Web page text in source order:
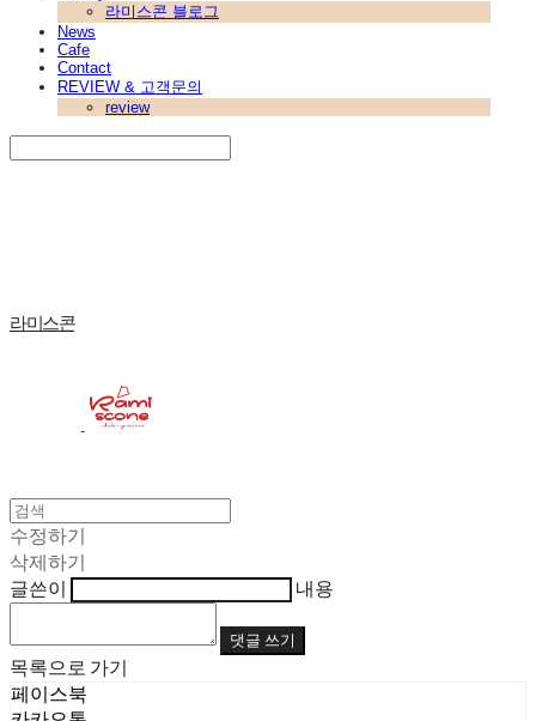
라미스콘 블로그
News
Cafe
Contact
REVIEW & 고객문의
review
라미스콘
수정하기
삭제하기
글쓴이
내용
댓글 쓰기
목록으로 가기
페이스북